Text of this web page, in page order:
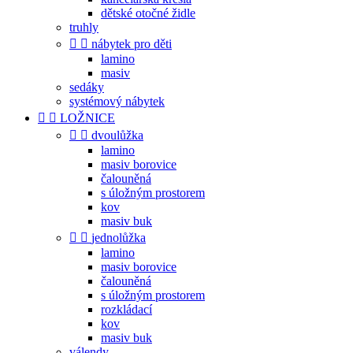
dětské otočné židle
truhly
  nábytek pro děti
lamino
masiv
sedáky
systémový nábytek
  LOŽNICE
  dvoulůžka
lamino
masiv borovice
čalouněná
s úložným prostorem
kov
masiv buk
  jednolůžka
lamino
masiv borovice
čalouněná
s úložným prostorem
rozkládací
kov
masiv buk